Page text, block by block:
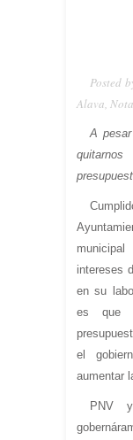
Posted
Alava
A
intereses
en su
es que
el
aumentar
PNV